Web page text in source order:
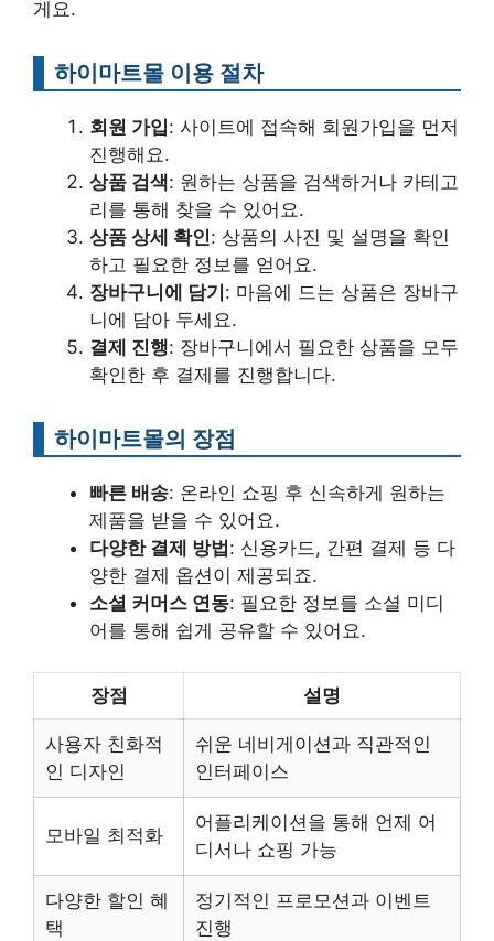
게요.
하이마트몰 이용 절차
회원 가입: 사이트에 접속해 회원가입을 먼저
진행해요.
상품 검색: 원하는 상품을 검색하거나 카테고
리를 통해 찾을 수 있어요.
상품 상세 확인: 상품의 사진 및 설명을 확인
하고 필요한 정보를 얻어요.
장바구니에 담기: 마음에 드는 상품은 장바구
니에 담아 두세요.
결제 진행: 장바구니에서 필요한 상품을 모두
확인한 후 결제를 진행합니다.
하이마트몰의 장점
빠른 배송: 온라인 쇼핑 후 신속하게 원하는
제품을 받을 수 있어요.
다양한 결제 방법: 신용카드, 간편 결제 등 다
양한 결제 옵션이 제공되죠.
소셜 커머스 연동: 필요한 정보를 소셜 미디
어를 통해 쉽게 공유할 수 있어요.
장점 설명
사용자 친화적
인 디자인
쉬운 네비게이션과 직관적인
인터페이스
모바일 최적화
어플리케이션을 통해 언제 어
디서나 쇼핑 가능
다양한 할인 혜
택
정기적인 프로모션과 이벤트
진행